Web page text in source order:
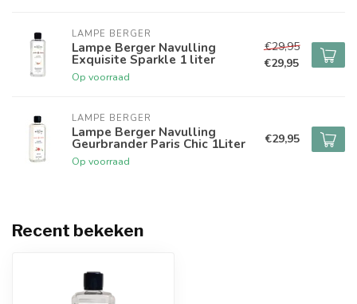
LAMPE BERGER
Lampe Berger Navulling
Exquisite Sparkle 1 liter
Op voorraad
€29,95
€29,95
LAMPE BERGER
Lampe Berger Navulling
Geurbrander Paris Chic 1Liter
Op voorraad
€29,95
Recent bekeken